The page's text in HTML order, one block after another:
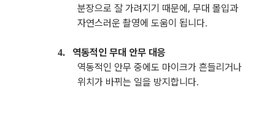
분장으로 잘 가려지기 때문에, 무대 몰입과
자연스러운 촬영에 도움이 됩니다.
4.
역동적인 무대 안무 대응
역동적인 안무 중에도 마이크가 흔들리거나
위치가 바뀌는 일을 방지합니다.